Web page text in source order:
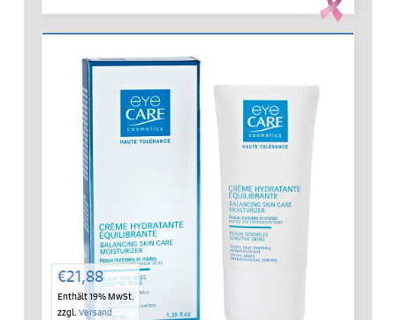
€21,88
Enthält 19% MwSt.
zzgl. Versand
IN DEN WARENKORB